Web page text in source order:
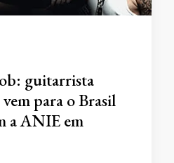
guitarrista
para o Brasil
a ANIE em